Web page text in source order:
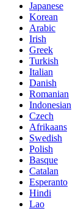
Japanese
Korean
Arabic
Irish
Greek
Turkish
Italian
Danish
Romanian
Indonesian
Czech
Afrikaans
Swedish
Polish
Basque
Catalan
Esperanto
Hindi
Lao